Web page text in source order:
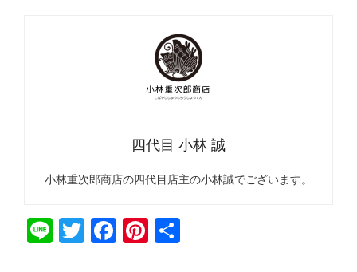
四代目 小林 誠
小林重次郎商店の四代目店主の小林誠でございます。
Li
T
F
Pi